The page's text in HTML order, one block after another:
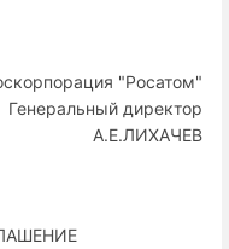
"Росатом"
Генеральный директор
А.Е.ЛИХАЧЕВ